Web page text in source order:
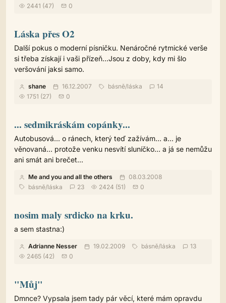
2441 (47)
0
Láska přes O2
Další pokus o moderní písničku. Nenáročné rytmické verše
si třeba získají i vaši přízeň...Jsou z doby, kdy mi šlo
veršování jaksi samo.
shane 16.12.2007 básně/láska
14
1751 (27)
0
... sedmikráskám copánky...
Autobusová... o ránech, který teď zažívám... a... je
věnovaná... protože venku nesvítí sluníčko... a já se nemůžu
ani smát ani brečet...
Me and you and all the others
08.03.2008
básně/láska 23 2424 (51) 0
nosim maly srdicko na krku.
a sem stastna:)
Adrianne Nesser 19.02.2009 básně/láska
13
2465 (42)
0
"Můj"
Dmnce? Vypsala jsem tady pár věcí, které mám opravdu